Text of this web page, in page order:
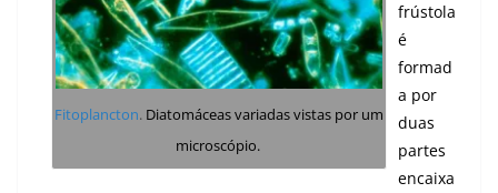
Fitoplancton. Diatomáceas variadas vistas por um
microscópio.
frústola
é
formad
a por
duas
partes
encaixa